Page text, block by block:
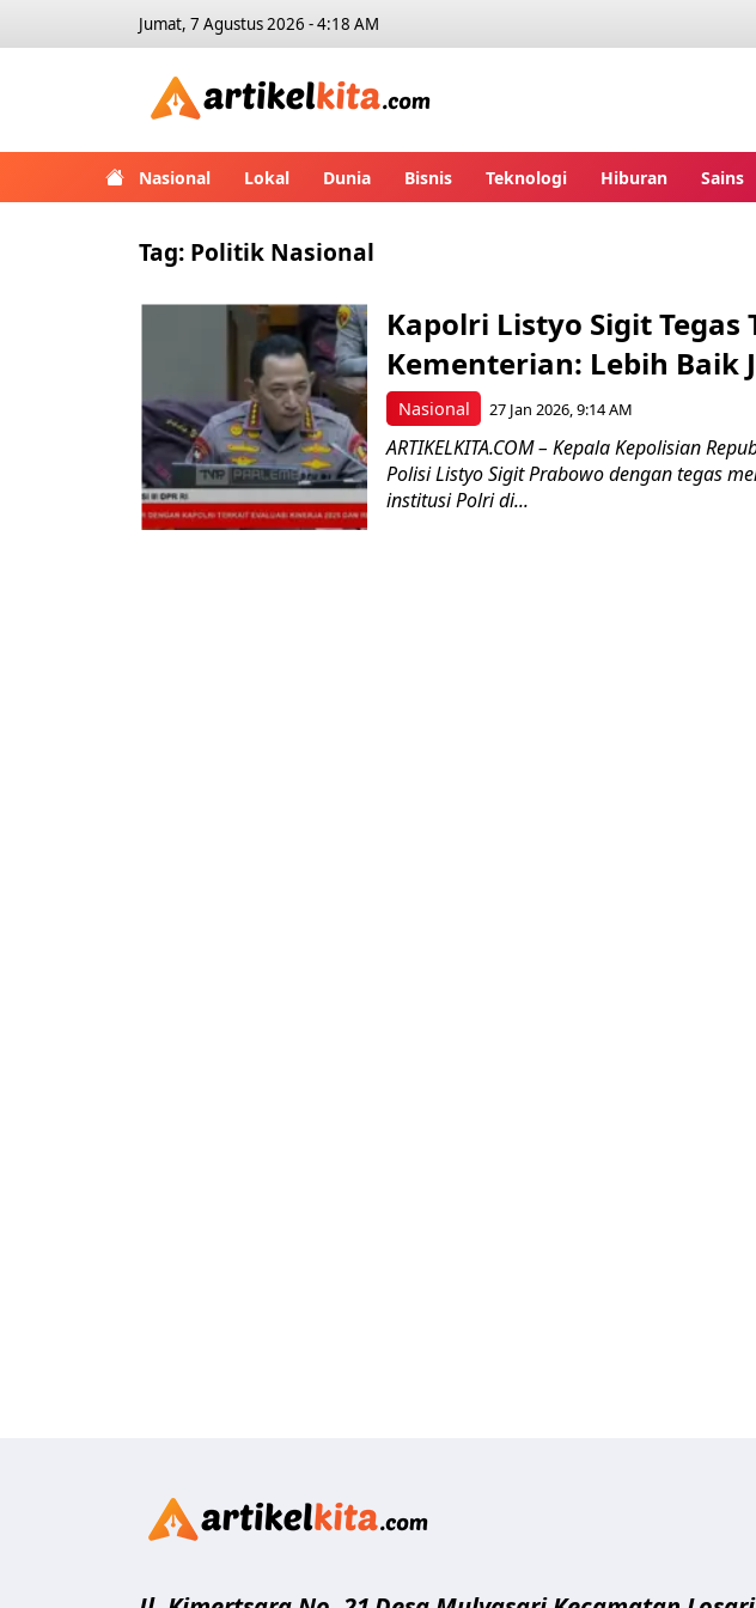
Jumat, 7 Agustus 2026 - 4:18 AM
Nasional Lokal Dunia Bisnis Teknologi Hiburan Sains
Tag: Politik Nasional
Nasional
Kapolri Listyo Sigit Tegas
Kementerian: Lebih Baik
27 Jan 2026, 9:14 AM
ARTIKELKITA.COM – Kepala Kepolisian
Polisi Listyo Sigit Prabowo dengan tegas
institusi Polri di...